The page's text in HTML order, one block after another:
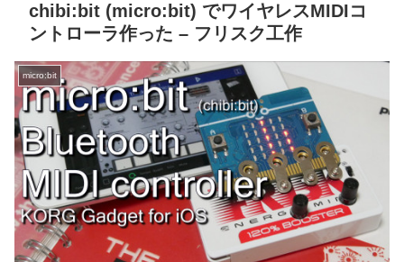
chibi:bit (micro:bit) でワイヤレスMIDIコ
ントローラ作った – フリスク工作
micro:bit